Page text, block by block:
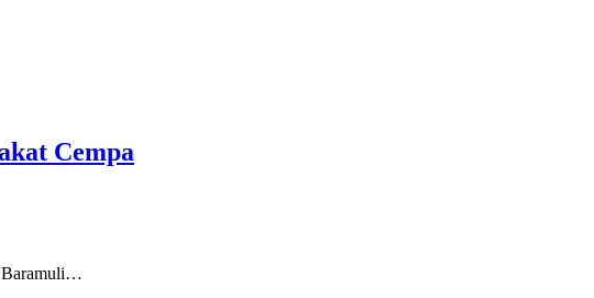
Cempa
Baramuli…